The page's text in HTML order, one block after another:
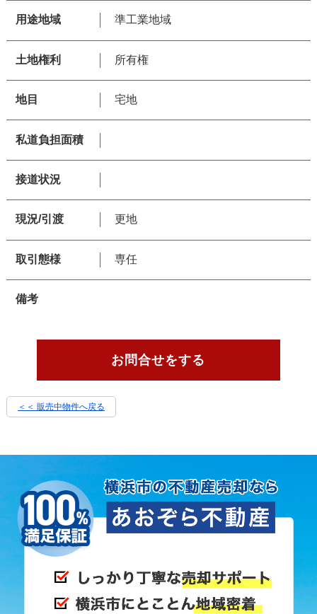
用途地域 準工業地域
土地権利 所有権
地目 宅地
私道負担面積
接道状況
現況/引渡 更地
取引態様 専任
備考
お問合せをする
＜＜ 販売中物件へ戻る